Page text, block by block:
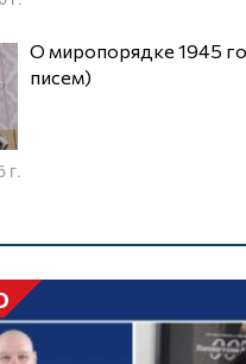
О миропорядке 1945 года (из тюремных
писем)
г.